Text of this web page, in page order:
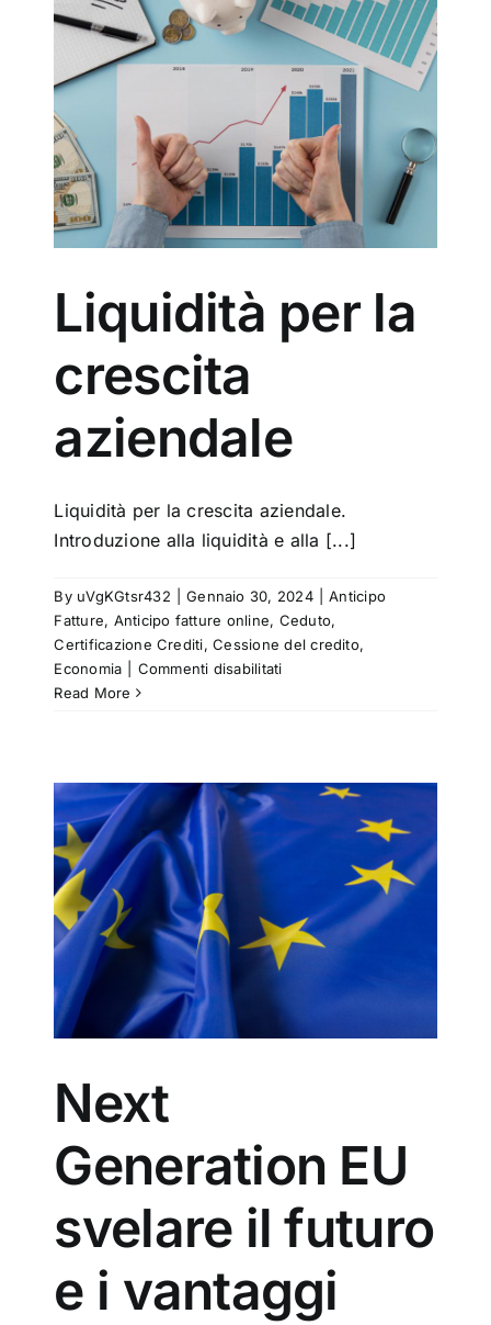
motore
della
aziendale.
Liquidità per la
crescita
aziendale
Liquidità per la crescita aziendale.
Introduzione alla liquidità e alla [...]
By uVgKGtsr432 Gennaio 30, 2024
Anticipo
Fatture, Anticipo fatture online, Ceduto,
Certificazione Crediti,Cessione del credito,
Economia
Commenti disabilitatisu
aziendale
Read More
Next
Generation EU
svelare il futuro
e i vantaggi